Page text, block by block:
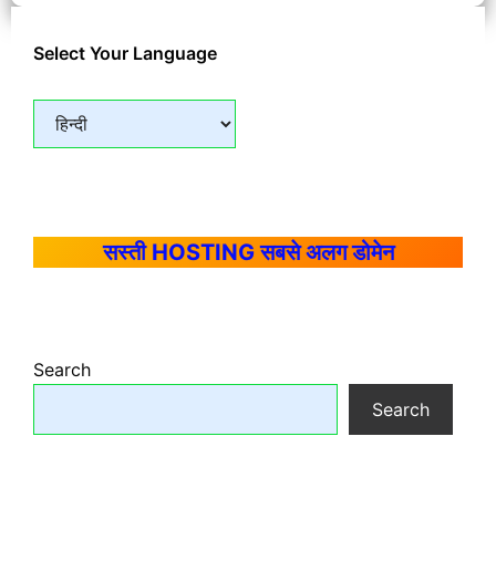
Select Your Language
सस्ती HOSTING सबसे अलग डोमेन
Search
Search